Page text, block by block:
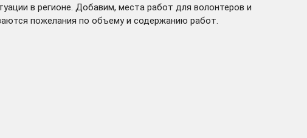
в регионе. Добавим, места работ для волонтеров и
пожелания по объему и содержанию работ.